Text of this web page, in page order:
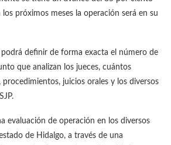
próximos meses la operación será en su
definir de forma exacta el número de
que analizan los jueces, cuántos
juicios orales y los diversos
evaluación de operación en los diversos
de Hidalgo, a través de una